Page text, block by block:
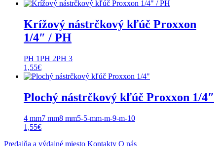
Krížový nástrčkový kľúč Proxxon
1/4″ / PH
PH 1PH 2PH 3
1,55€
Plochý nástrčkový kľúč Proxxon 1/4″
4 mm7 mm8 mm5-5-mm-m-9-m-10
1,55€
Predajňa a výdajné miesto Kontakty O nás